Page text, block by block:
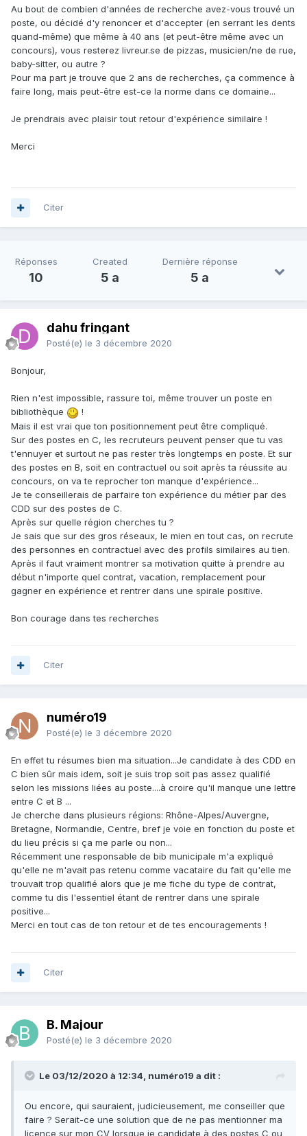
Au bout de combien d'années de recherche avez-vous trouvé un
poste, ou décidé d'y renoncer et d'accepter (en serrant les dents
quand-même) que même à 40 ans (et peut-être même avec un
concours), vous resterez livreur.se de pizzas, musicien/ne de rue,
baby-sitter, ou autre ?
Pour ma part je trouve que 2 ans de recherches, ça commence à
faire long, mais peut-être est-ce la norme dans ce domaine...
Je prendrais avec plaisir tout retour d'expérience similaire !
Merci
Citer
Réponses
10
Created
5 a
Dernière réponse
5 a
dahu fringant
Posté(e) le 3 décembre 2020
Bonjour,
Rien n'est impossible, rassure toi, même trouver un poste en
bibliothèque
!
Mais il est vrai que ton positionnement peut être compliqué.
Sur des postes en C, les recruteurs peuvent penser que tu vas
t'ennuyer et surtout ne pas rester très longtemps en poste. Et sur
des postes en B, soit en contractuel ou soit après ta réussite au
concours, on va te reprocher ton manque d'expérience...
Je te conseillerais de parfaire ton expérience du métier par des
CDD sur des postes de C.
Après sur quelle région cherches tu ?
Je sais que sur des gros réseaux, le mien en tout cas, on recrute
des personnes en contractuel avec des profils similaires au tien.
Après il faut vraiment montrer sa motivation quitte à prendre au
début n'importe quel contrat, vacation, remplacement pour
gagner en expérience et rentrer dans une spirale positive.
Bon courage dans tes recherches
Citer
numéro19
Posté(e) le 3 décembre 2020
En effet tu résumes bien ma situation...Je candidate à des CDD en
C bien sûr mais idem, soit je suis trop soit pas assez qualifié
selon les missions liées au poste....à croire qu'il manque une lettre
entre C et B ...
Je cherche dans plusieurs régions: Rhône-Alpes/Auvergne,
Bretagne, Normandie, Centre, bref je voie en fonction du poste et
du lieu précis si ça me parle ou non...
Récemment une responsable de bib municipale m'a expliqué
qu'elle ne m'avait pas retenu comme vacataire du fait qu'elle me
trouvait trop qualifié alors que je me fiche du type de contrat,
comme tu dis l'essentiel étant de rentrer dans une spirale
positive...
Merci en tout cas de ton retour et de tes encouragements !
Citer
B. Majour
Posté(e) le 3 décembre 2020
Le 03/12/2020 à 12:34, numéro19 a dit :
Ou encore, qui sauraient, judicieusement, me conseiller que
faire ? Serait-ce une solution que de ne pas mentionner ma
licence sur mon CV lorsque je candidate à des postes C ou